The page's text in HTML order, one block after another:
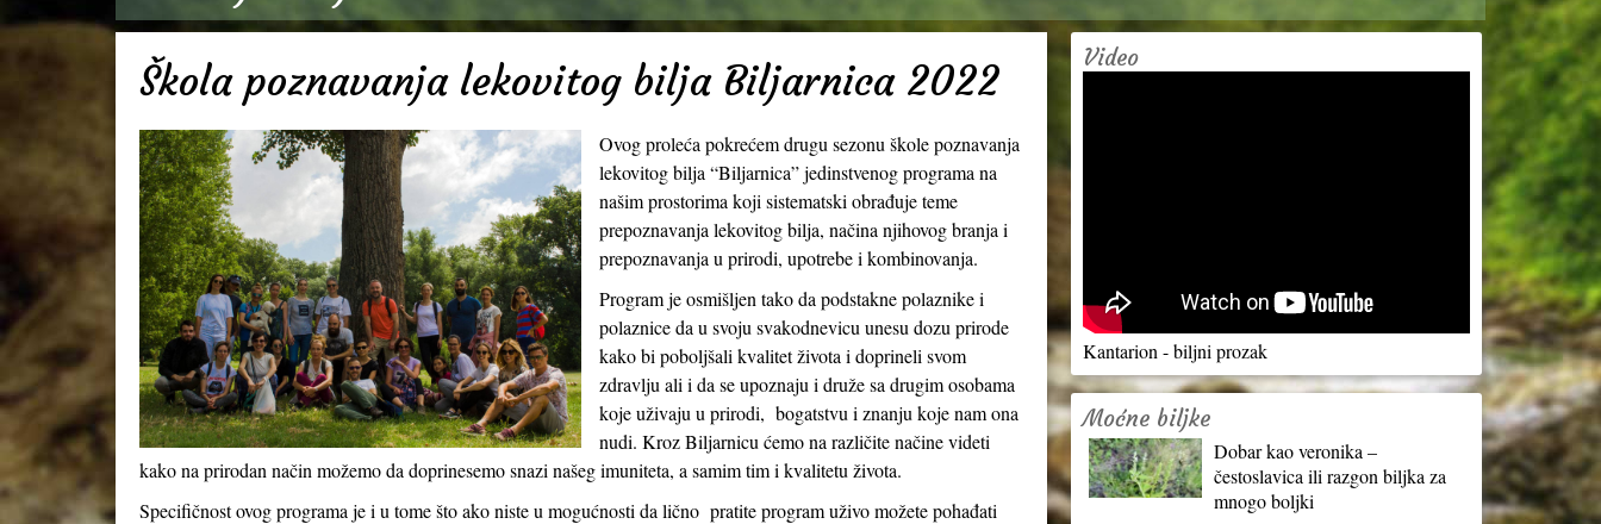
Škola poznavanja lekovitog bilja Biljarnica 2022
Ovog proleća pokrećem drugu sezonu škole poznavanja
lekovitog bilja “Biljarnica” jedinstvenog programa na
našim prostorima koji sistematski obrađuje teme
prepoznavanja lekovitog bilja, načina njihovog branja i
prepoznavanja u prirodi, upotrebe i kombinovanja.
Program je osmišljen tako da podstakne polaznike i
polaznice da u svoju svakodnevicu unesu dozu prirode
kako bi poboljšali kvalitet života i doprineli svom
zdravlju ali i da se upoznaju i druže sa drugim osobama
koje uživaju u prirodi, bogatstvu i znanju koje nam ona
nudi. Kroz Biljarnicu ćemo na različite načine videti
kako na prirodan način možemo da doprinesemo snazi našeg imuniteta, a samim tim i kvalitetu života.
Specifičnost ovog programa je i u tome što ako niste u mogućnosti da lično pratite program uživo možete pohađati
Video
Kantarion - biljni prozak
Moćne biljke
Dobar kao veronika –
čestoslavica ili razgon biljka za
mnogo boljki